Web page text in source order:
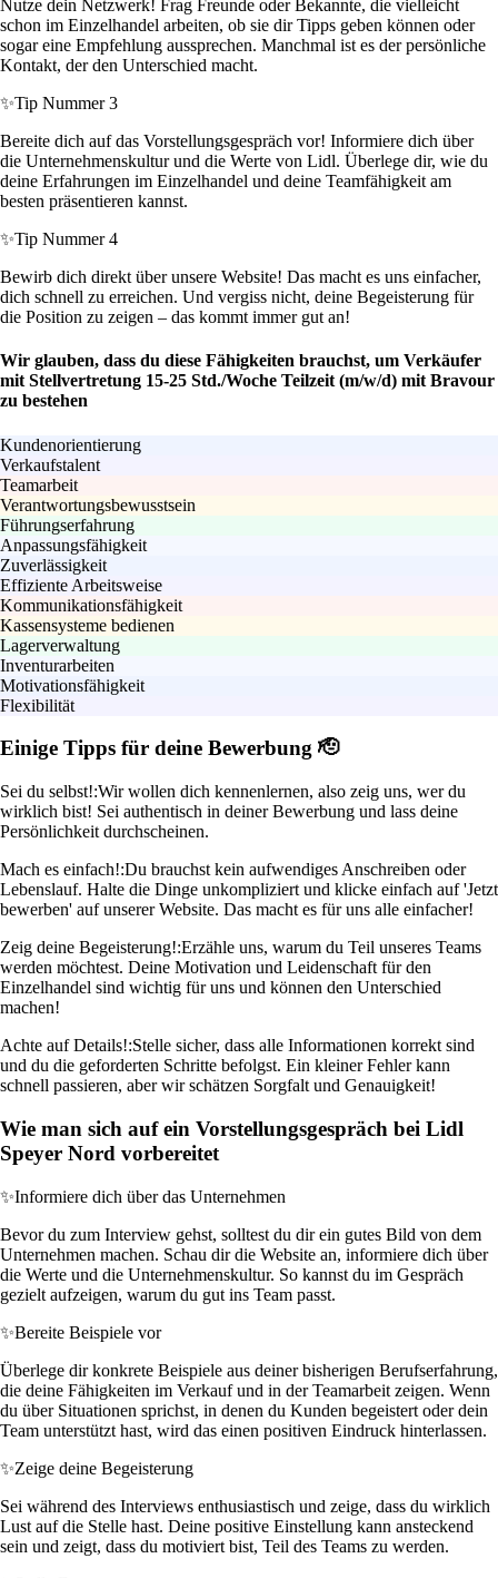
Nutze dein Netzwerk! Frag Freunde oder Bekannte, die vielleicht
schon im Einzelhandel arbeiten, ob sie dir Tipps geben können oder
sogar eine Empfehlung aussprechen. Manchmal ist es der persönliche
Kontakt, der den Unterschied macht.
✨Tip Nummer 3
Bereite dich auf das Vorstellungsgespräch vor! Informiere dich über
die Unternehmenskultur und die Werte von Lidl. Überlege dir, wie du
deine Erfahrungen im Einzelhandel und deine Teamfähigkeit am
besten präsentieren kannst.
✨Tip Nummer 4
Bewirb dich direkt über unsere Website! Das macht es uns einfacher,
dich schnell zu erreichen. Und vergiss nicht, deine Begeisterung für
die Position zu zeigen – das kommt immer gut an!
Wir glauben, dass du diese Fähigkeiten brauchst, um Verkäufer
mit Stellvertretung 15-25 Std./Woche Teilzeit (m/w/d) mit Bravour
zu bestehen
Kundenorientierung
Verkaufstalent
Teamarbeit
Verantwortungsbewusstsein
Führungserfahrung
Anpassungsfähigkeit
Zuverlässigkeit
Effiziente Arbeitsweise
Kommunikationsfähigkeit
Kassensysteme bedienen
Lagerverwaltung
Inventurarbeiten
Motivationsfähigkeit
Flexibilität
Einige Tipps für deine Bewerbung 🫡
Sei du selbst!:Wir wollen dich kennenlernen, also zeig uns, wer du
wirklich bist! Sei authentisch in deiner Bewerbung und lass deine
Persönlichkeit durchscheinen.
Mach es einfach!:Du brauchst kein aufwendiges Anschreiben oder
Lebenslauf. Halte die Dinge unkompliziert und klicke einfach auf 'Jetzt
bewerben' auf unserer Website. Das macht es für uns alle einfacher!
Zeig deine Begeisterung!:Erzähle uns, warum du Teil unseres Teams
werden möchtest. Deine Motivation und Leidenschaft für den
Einzelhandel sind wichtig für uns und können den Unterschied
machen!
Achte auf Details!:Stelle sicher, dass alle Informationen korrekt sind
und du die geforderten Schritte befolgst. Ein kleiner Fehler kann
schnell passieren, aber wir schätzen Sorgfalt und Genauigkeit!
Wie man sich auf ein Vorstellungsgespräch bei Lidl
Speyer Nord vorbereitet
✨Informiere dich über das Unternehmen
Bevor du zum Interview gehst, solltest du dir ein gutes Bild von dem
Unternehmen machen. Schau dir die Website an, informiere dich über
die Werte und die Unternehmenskultur. So kannst du im Gespräch
gezielt aufzeigen, warum du gut ins Team passt.
✨Bereite Beispiele vor
Überlege dir konkrete Beispiele aus deiner bisherigen Berufserfahrung,
die deine Fähigkeiten im Verkauf und in der Teamarbeit zeigen. Wenn
du über Situationen sprichst, in denen du Kunden begeistert oder dein
Team unterstützt hast, wird das einen positiven Eindruck hinterlassen.
✨Zeige deine Begeisterung
Sei während des Interviews enthusiastisch und zeige, dass du wirklich
Lust auf die Stelle hast. Deine positive Einstellung kann ansteckend
sein und zeigt, dass du motiviert bist, Teil des Teams zu werden.